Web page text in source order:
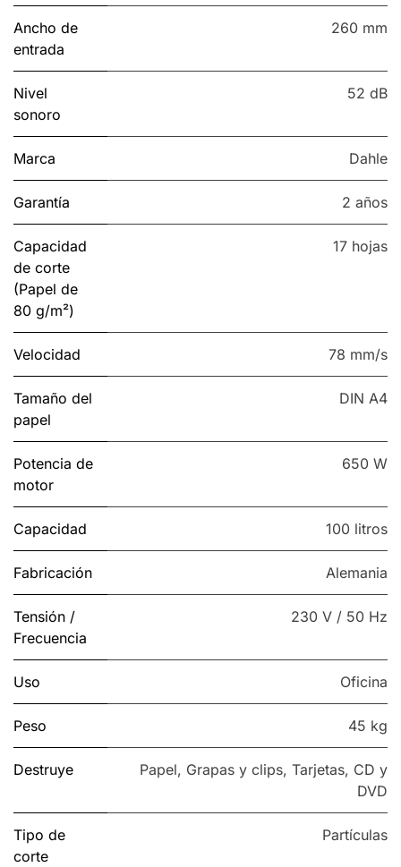
Ancho de
entrada
260 mm
Nivel
sonoro
52 dB
Marca Dahle
Garantía 2 años
Capacidad
de corte
(Papel de
80 g/m²)
17 hojas
Velocidad 78 mm/s
Tamaño del
papel
DIN A4
Potencia de
motor
650 W
Capacidad 100 litros
Fabricación Alemania
Tensión /
Frecuencia
230 V / 50 Hz
Uso Oficina
Peso 45 kg
Destruye Papel, Grapas y clips, Tarjetas, CD y
DVD
Tipo de
corte
Partículas